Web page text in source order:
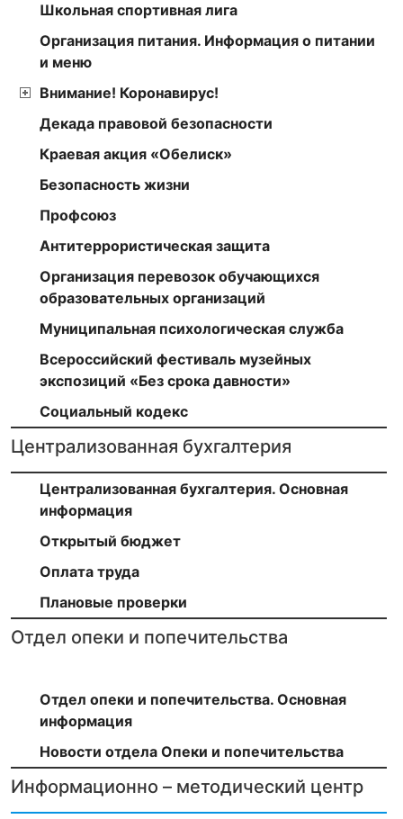
Школьная спортивная лига
Организация питания. Информация о питании
и меню
Внимание! Коронавирус!
Декада правовой безопасности
Краевая акция «Обелиск»
Безопасность жизни
Профсоюз
Антитеррористическая защита
Организация перевозок обучающихся
образовательных организаций
Муниципальная психологическая служба
Всероссийский фестиваль музейных
экспозиций «Без срока давности»
Социальный кодекс
Централизованная бухгалтерия
Централизованная бухгалтерия. Основная
информация
Открытый бюджет
Оплата труда
Плановые проверки
Отдел опеки и попечительства
Отдел опеки и попечительства. Основная
информация
Новости отдела Опеки и попечительства
Информационно – методический центр